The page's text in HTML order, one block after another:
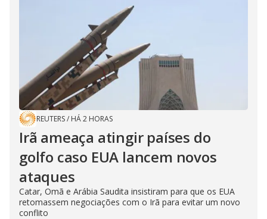
REUTERS/ HÁ 2 HORAS
Irã ameaça atingir países do
golfo caso EUA lancem novos
ataques
Catar, Omã e Arábia Saudita insistiram para que os EUA
retomassem negociações com o Irã para evitar um novo
conflito